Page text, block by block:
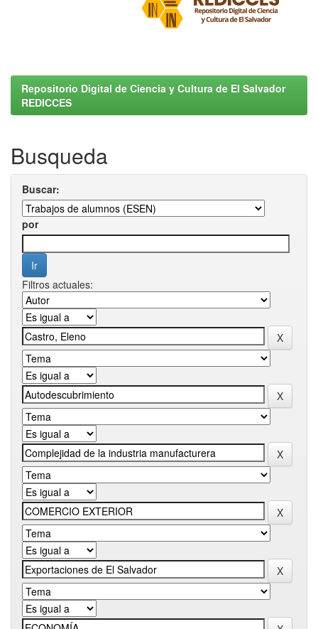
Repositorio Digital de Ciencia y Cultura de El Salvador
REDICCES
Busqueda
Buscar:
por
Filtros actuales: